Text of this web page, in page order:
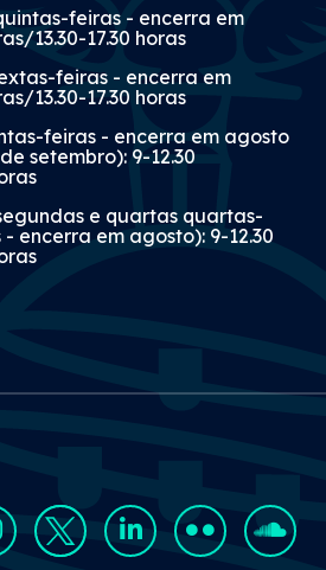
feiras - encerra em
13.30-17.30 horas
feiras - encerra em
13.30-17.30 horas
feiras - encerra em agosto
setembro): 9-12.30
e quartas quartas-
encerra em agosto): 9-12.30